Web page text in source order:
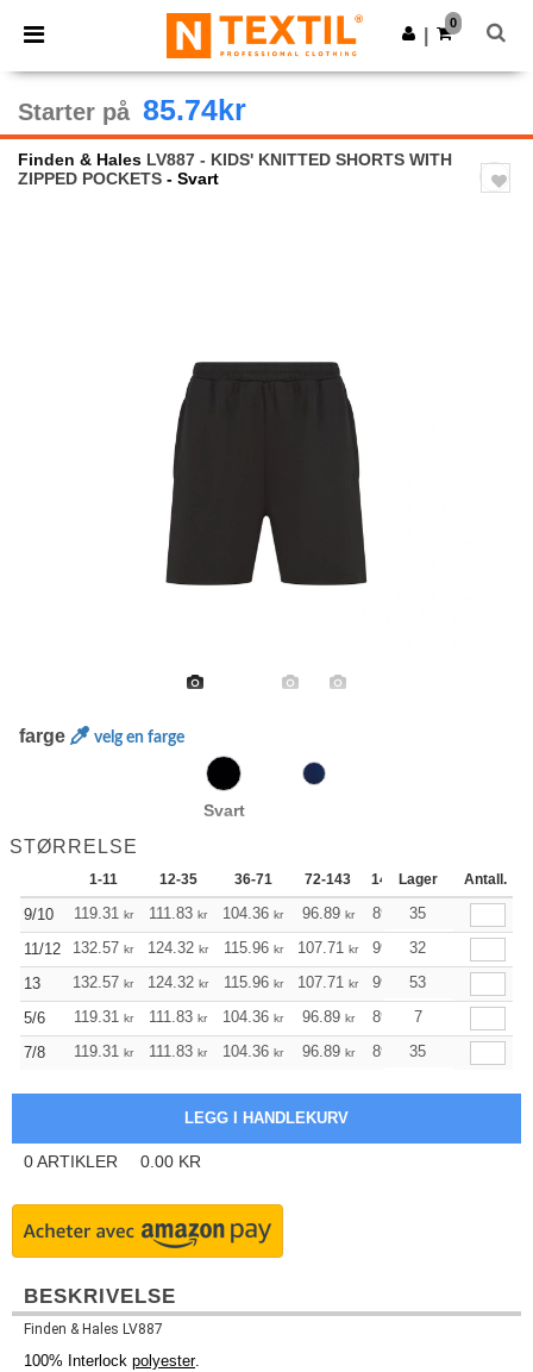
× Ntextil-app
Bedre priser i appen!
Last ned app
0
Starter på 85.74kr
Finden & Hales LV887 - KIDS' KNITTED SHORTS WITH
ZIPPED POCKETS - Svart
farge velg en farge
Svart
STØRRELSE
1-11 12-35 36-71 72-143 144-287 288 +
Lager Antall.
9/10 119.31 kr 111.83 kr 104.36 kr 96.89 kr 89.42 kr
35
11/12
132.57 kr 124.32 kr 115.96 kr 107.71 kr 99.46 kr
32
13
132.57 kr 124.32 kr 115.96 kr 107.71 kr 99.46 kr
53
5/6
119.31 kr 111.83 kr 104.36 kr 96.89 kr 89.42 kr
7
7/8
119.31 kr 111.83 kr 104.36 kr 96.89 kr 89.42 kr
35
0ARTIKLER 0.00 KR
BESKRIVELSE
Finden & Hales LV887
100% Interlock polyester.